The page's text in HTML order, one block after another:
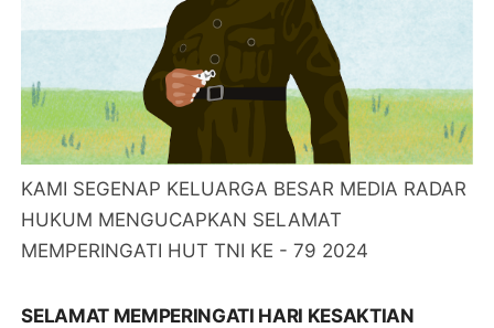
KAMI SEGENAP KELUARGA BESAR MEDIA RADAR
HUKUM MENGUCAPKAN SELAMAT
MEMPERINGATI HUT TNI KE - 79 2024
SELAMAT MEMPERINGATI HARI KESAKTIAN